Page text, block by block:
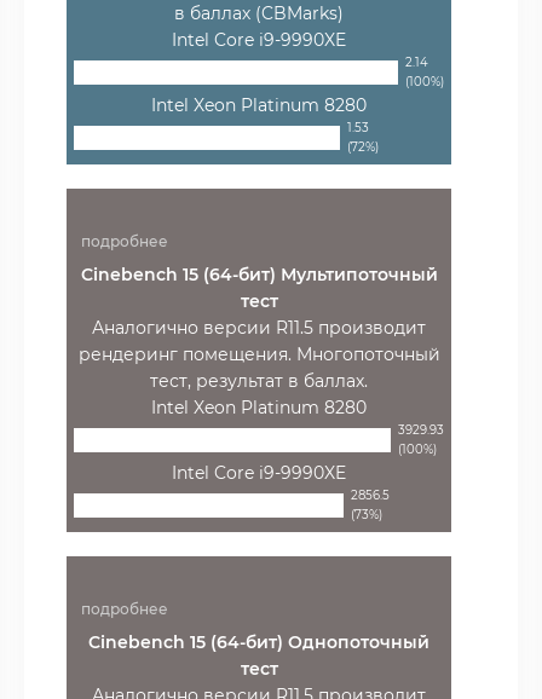
в баллах (CBMarks)
Intel Core i9-9990XE
2.14
(100%)
Intel Xeon Platinum 8280
1.53
(72%)
подробнее
Cinebench 15 (64-бит) Мультипоточный
тест
Аналогично версии R11.5 производит
рендеринг помещения. Многопоточный
тест, результат в баллах.
Intel Xeon Platinum 8280
3929.93
(100%)
Intel Core i9-9990XE
2856.5
(73%)
подробнее
Cinebench 15 (64-бит) Однопоточный
тест